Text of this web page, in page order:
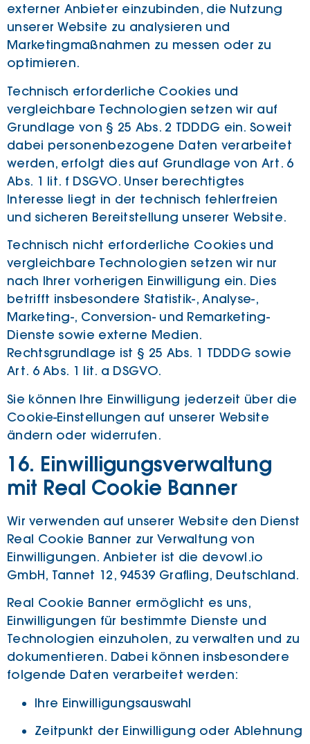
externer Anbieter einzubinden, die Nutzung
unserer Website zu analysieren und
Marketingmaßnahmen zu messen oder zu
optimieren.
Technisch erforderliche Cookies und
vergleichbare Technologien setzen wir auf
Grundlage von § 25 Abs. 2 TDDDG ein. Soweit
dabei personenbezogene Daten verarbeitet
werden, erfolgt dies auf Grundlage von Art. 6
Abs. 1 lit. f DSGVO. Unser berechtigtes
Interesse liegt in der technisch fehlerfreien
und sicheren Bereitstellung unserer Website.
Technisch nicht erforderliche Cookies und
vergleichbare Technologien setzen wir nur
nach Ihrer vorherigen Einwilligung ein. Dies
betrifft insbesondere Statistik-, Analyse-,
Marketing-, Conversion- und Remarketing-
Dienste sowie externe Medien.
Rechtsgrundlage ist § 25 Abs. 1 TDDDG sowie
Art. 6 Abs. 1 lit. a DSGVO.
Sie können Ihre Einwilligung jederzeit über die
Cookie-Einstellungen auf unserer Website
ändern oder widerrufen.
16. Einwilligungsverwaltung
mit Real Cookie Banner
Wir verwenden auf unserer Website den Dienst
Real Cookie Banner zur Verwaltung von
Einwilligungen. Anbieter ist die devowl.io
GmbH, Tannet 12, 94539 Grafling, Deutschland.
Real Cookie Banner ermöglicht es uns,
Einwilligungen für bestimmte Dienste und
Technologien einzuholen, zu verwalten und zu
dokumentieren. Dabei können insbesondere
folgende Daten verarbeitet werden:
Ihre Einwilligungsauswahl
Zeitpunkt der Einwilligung oder Ablehnung